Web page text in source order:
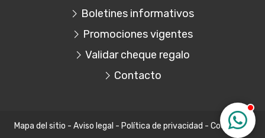
Boletines informativos
Promociones vigentes
Validar cheque regalo
Contacto
Mapa del sitio - Aviso legal - Política de privacidad - Cookies-